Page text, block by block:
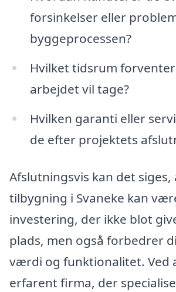
forsinkelser eller
byggeprocessen?
Hvilket tidsrum
arbejdet vil tage?
Hvilken garanti eller
de efter projektets
Afslutningsvis kan det
tilbygning i Svaneke kan
investering, der ikke blot
plads, men også forbedrer
værdi og funktionalitet. Ved
erfarent firma, der